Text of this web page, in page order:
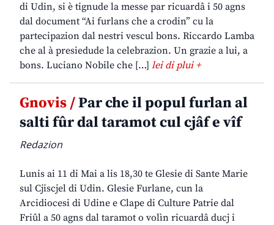
di Udin, si è tignude la messe par ricuardâ i 50 agns
dal document “Ai furlans che a crodin” cu la
partecipazion dal nestri vescul bons. Riccardo Lamba
che al à presiedude la celebrazion. Un grazie a lui, a
bons. Luciano Nobile che […] lei di plui +
Gnovis /Par che il popul furlan al
salti fûr dal taramot cul cjâf e vîf
Redazion
Lunis ai 11 di Mai a lis 18,30 te Glesie di Sante Marie
sul Cjiscjel di Udin. Glesie Furlane, cun la
Arcidiocesi di Udine e Clape di Culture Patrie dal
Friûl a 50 agns dal taramot o volìn ricuardâ ducj i